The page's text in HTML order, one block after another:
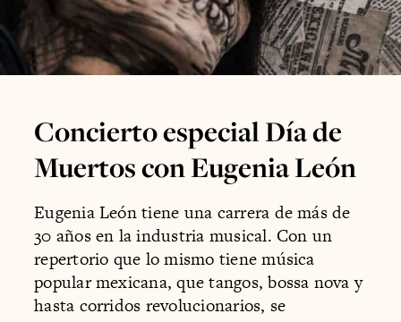
Concierto especial Día de
Muertos con Eugenia León
Eugenia León tiene una carrera de más de
30 años en la industria musical. Con un
repertorio que lo mismo tiene música
popular mexicana, que tangos, bossa nova y
hasta corridos revolucionarios, se